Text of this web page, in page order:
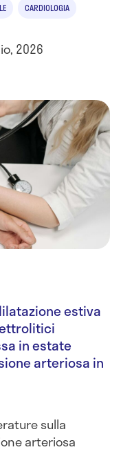
CARDIOLOGIA
2026
estiva
in estate
arteriosa in
sulla
arteriosa